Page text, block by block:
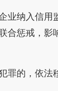
业纳入信
合惩戒，影
罪的，依法